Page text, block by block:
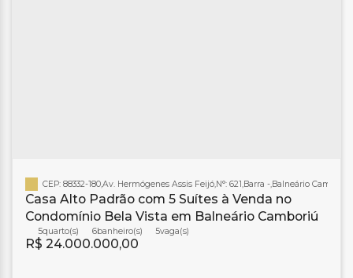
Casa Alto Padrão com 5 Suítes à Venda no
Condomínio Bela Vista em Balneário Camboriú
R$ 24.000.000,00
CEP: 88332-180,Av. Hermógenes Assis Feijó,N°: 621,Barra ,Balneário Camboriú
5 6banheiro(s) 5